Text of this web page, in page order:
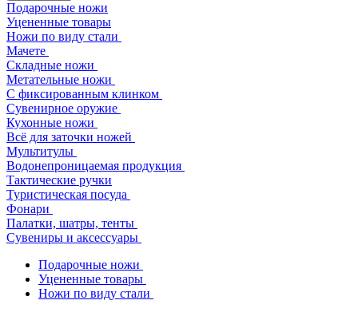
Подарочные ножи
Уцененные товары
Ножи по виду стали
Мачете
Складные ножи
Метательные ножи
С фиксированным клинком
Сувенирное оружие
Кухонные ножи
Всё для заточки ножей
Мультитулы
Водонепроницаемая продукция
Тактические ручки
Туристическая посуда
Фонари
Палатки, шатры, тенты
Сувениры и аксессуары
Подарочные ножи
Уцененные товары
Ножи по виду стали